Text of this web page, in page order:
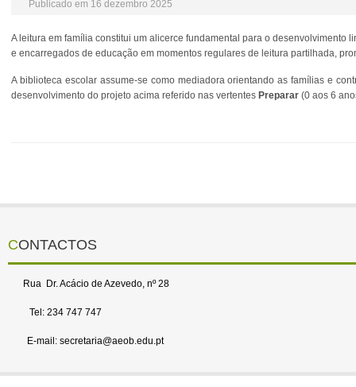
Publicado em 16 dezembro 2025
A leitura em família constitui um alicerce fundamental para o
e encarregados de educação em momentos regulares de leitura partilhada,
A biblioteca escolar assume-se como mediadora orientando as famílias e
desenvolvimento do projeto acima referido nas vertentes Preparar(0 aos 6
CONTACTOS
Rua Dr. Acácio de Azevedo, nº 28
Tel: 234 747 747
E-mail: secretaria@aeob.edu.pt